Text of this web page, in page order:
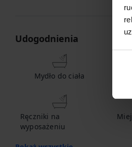
Udogodnienia
Mydło do ciała
Ręczniki na
wyposażeniu